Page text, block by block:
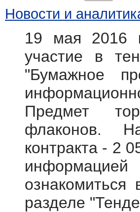
Новости и
19 мая 2016
участие в
"Бумажное
Предмет
флаконов.
контракта - 2
ознакомиться
разделе